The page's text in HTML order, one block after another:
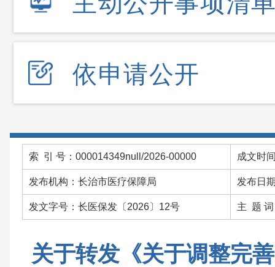
依申请公开
索 引 号：000014349null/2026-00000 成文时
发布机构：长治市医疗保障局 发布日
发文字号：长医保发〔2026〕12号 主 题 词
关于转发《关于调整完